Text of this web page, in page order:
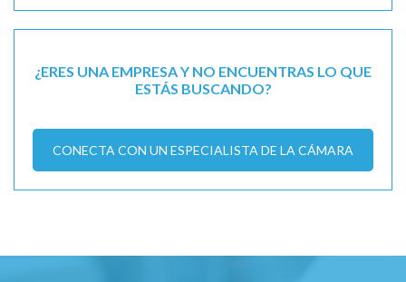
¿ERES UNA EMPRESA Y NO ENCUENTRAS LO QUE
ESTÁS BUSCANDO?
CONECTA CON UN ESPECIALISTA DE LA CÁMARA